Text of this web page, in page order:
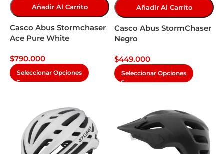
Añadir Al Carrito
Casco Abus Stormchaser
Ace Pure White
$790.000
Seleccionar Opciones
Añadir Al Carrito
Casco Abus StormChaser
Negro
$449.000
Seleccionar Opciones